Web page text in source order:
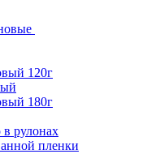
120г
180г
в рулонах
пленки